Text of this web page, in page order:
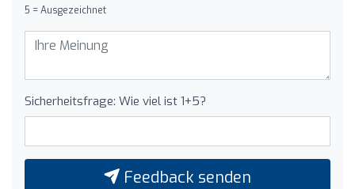
5 = Ausgezeichnet
Sicherheitsfrage: Wie viel ist 1+5?
Feedback senden